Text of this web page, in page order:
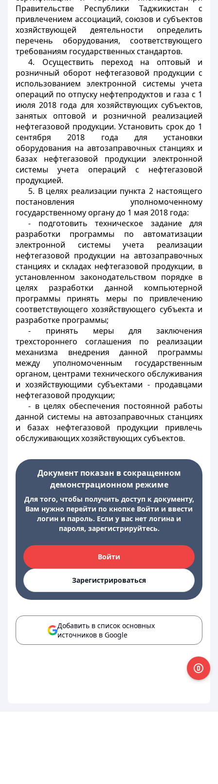
Правительстве Республики Таджикистан с
привлечением ассоциаций, союзов и субъектов
хозяйствующей деятельности определить
перечень оборудования, соответствующего
требованиям государственных стандартов.
4. Осуществить переход на оптовый и
розничный оборот нефтегазовой продукции с
использованием электронной системы учета
операций по отпуску нефтепродуктов и газа с 1
июля 2018 года для хозяйствующих субъектов,
занятых оптовой и розничной реализацией
нефтегазовой продукции. Установить срок до 1
сентября 2018 года для установки
оборудования на автозаправочных станциях и
базах нефтегазовой продукции электронной
системы учета операций с нефтегазовой
продукцией.
5. В целях реализации пункта 2 настоящего
постановления уполномоченному
государственному органу до 1 мая 2018 года:
- подготовить техническое задание для
разработки программы по автоматизации
электронной системы учета реализации
нефтегазовой продукции на автозаправочных
станциях и складах нефтегазовой продукции, в
установленном законодательством порядке в
целях разработки данной компьютерной
программы принять меры по привлечению
соответствующего хозяйствующего субъекта и
разработке программы;
- принять меры для заключения
трехстороннего соглашения по реализации
механизма внедрения данной программы
между уполномоченным государственным
органом, центрами технического обслуживания
и хозяйствующими субъектами - продавцами
нефтегазовой продукции;
- в целях обеспечения постоянной работы
данной системы на автозаправочных станциях
и базах нефтегазовой продукции привлечь
обслуживающих хозяйствующих субъектов.
Документ показан в сокращенном
демонстрационном режиме
Для того, чтобы получить доступ к документу,
Вам нужно перейти по кнопке Войти и ввести
логин и пароль. Если у вас нет логина и
пароля, зарегистрируйтесь.
Войти
Зарегистрироваться
Добавить в список основных
источников в Google